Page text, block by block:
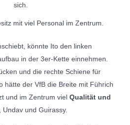
mit viel Personal im Zentrum.
könnte Ito den linken
in der 3er-Kette einnehmen.
und die rechte Schiene für
hätte der VfB die Breite mit Führich
und im Zentrum viel Qualität und
und Guirassy.